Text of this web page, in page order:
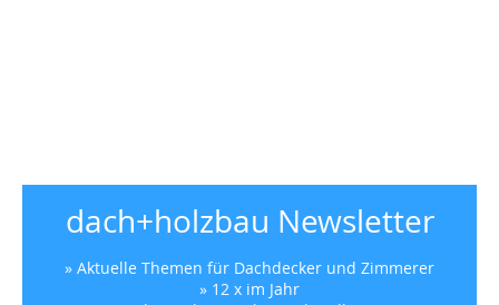
dach+holzbau Newsletter
» Aktuelle Themen für Dachdecker und Zimmerer
» 12 x im Jahr